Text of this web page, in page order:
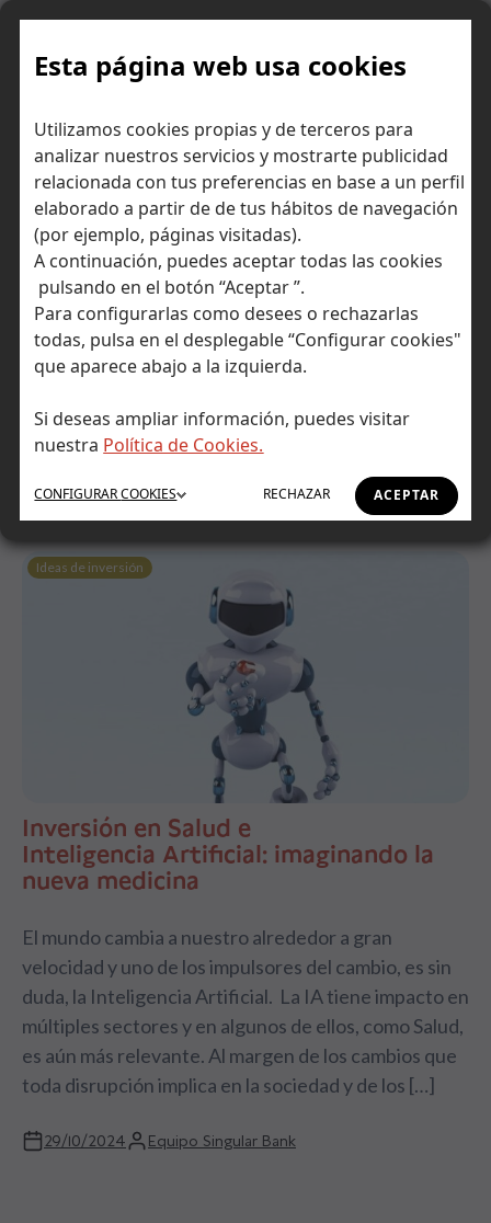
Esta página web usa cookies
Utilizamos cookies propias y de terceros para
analizar nuestros servicios y mostrarte publicidad
relacionada con tus preferencias en base a un perfil
elaborado a partir de de tus hábitos de navegación
(por ejemplo, páginas visitadas).
A continuación, puedes aceptar todas las cookies
pulsando en el botón “Aceptar ”.
Para configurarlas como desees o rechazarlas
todas, pulsa en el desplegable “Configurar cookies"
que aparece abajo a la izquierda.
Si deseas ampliar información, puedes visitar
nuestra Política de Cookies.
ACEPTAR
RECHAZAR
CONFIGURARCOOKIES
Skip
Ir a Self Bank »
El Blog de Self
Bank
inteligencia artificial
Ideas de inversión
Inversión en Salud e
Inteligencia Artificial: imaginando la
nueva medicina
El mundo cambia a nuestro alrededor a gran
velocidad y uno de los impulsores del cambio, es sin
duda, la Inteligencia Artificial. La IA tiene impacto en
múltiples sectores y en algunos de ellos, como Salud,
es aún más relevante. Al margen de los cambios que
toda disrupción implica en la sociedad y de los […]
29/10/2024 Equipo Singular Bank